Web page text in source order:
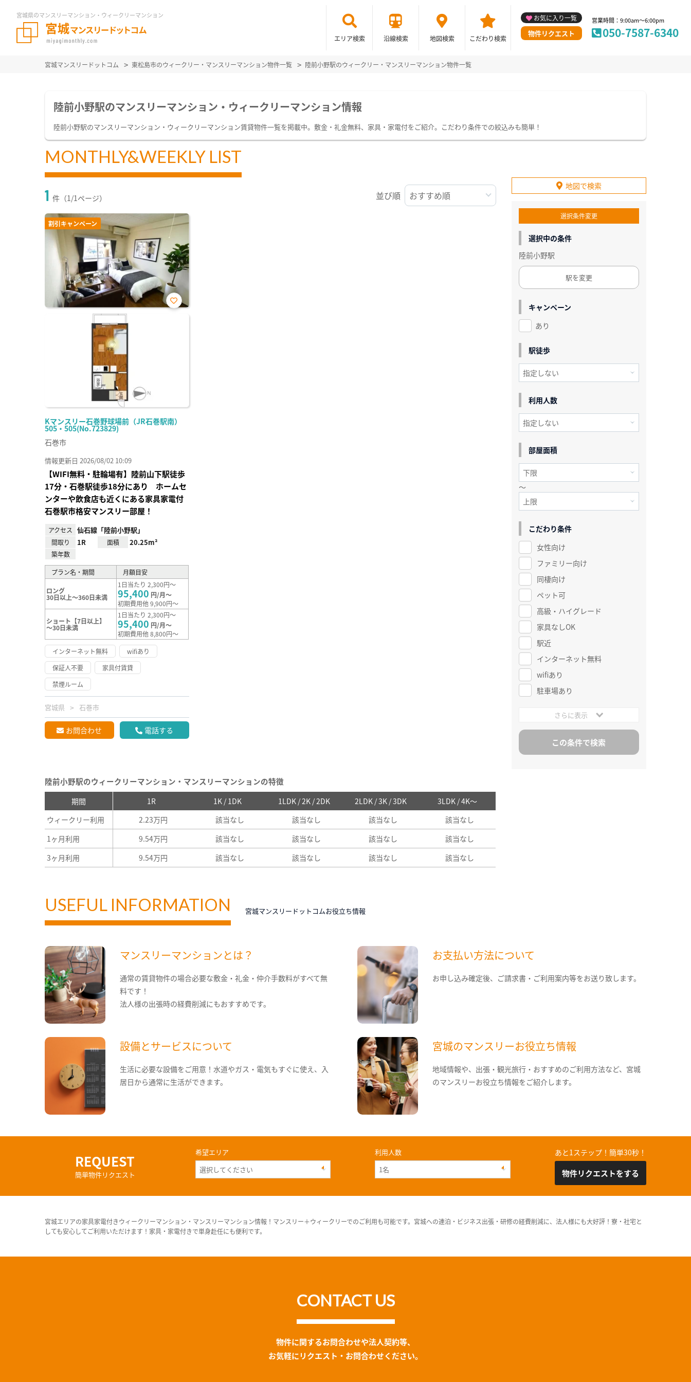
宮城県のマンスリーマンション・ウィークリーマンション
エリア検索 沿線検索 地図検索 こだわり検索
お気に入り一覧
物件リクエスト
営業時間：9:00am～6:00pm
050-7587-6340
宮城マンスリードットコム 東松島市のウィークリー・マンスリーマンション物件一覧 陸前小野駅のウィークリー・マンスリーマンション物件一覧
陸前小野駅のマンスリーマンション・ウィークリーマンション情報
陸前小野駅のマンスリーマンション・ウィークリーマンション賃貸物件一覧を掲載中。敷金・礼金無料、家具・家電付をご紹介。こだわり条件での絞込みも簡単！
MONTHLY&WEEKLY LIST
1 件（1/1ページ） 並び順
割引キャンペーン
Kマンスリー石巻野球場前（JR石巻駅南）
505・505(No.723829)
お気
石巻市
情報更新日 2026/08/02 10:09
【WIFI無料・駐輪場有】陸前山下駅徒歩
17分・石巻駅徒歩18分にあり ホームセ
ンターや飲食店も近くにある家具家電付
石巻駅市格安マンスリー部屋！
アクセス 仙石線「陸前小野駅」
間取り 1R 面積 20.25m²
築年数
プラン名・期間 月額目安
ロング
30日以上～360日未満
1日当たり 2,300円～
95,400 円/月～
初期費用他 9,900円～
ショート【7日以上】
～30日未満
1日当たり 2,300円～
95,400 円/月～
初期費用他 8,800円～
インターネット無料
wifiあり
保証人不要
家具付賃貸
禁煙ルーム
宮城県 石巻市
お問合わせ 電話する
陸前小野駅のウィークリーマンション・マンスリーマンションの特徴
期間 1R 1K / 1DK 1LDK / 2K / 2DK 2LDK / 3K / 3DK
3LDK / 4K～
ウィークリー利用
2.23万円 該当なし 該当なし 該当なし
該当なし
1ヶ月利用
9.54万円 該当なし 該当なし 該当なし
該当なし
3ヶ月利用
9.54万円 該当なし 該当なし 該当なし 該当なし
地図で検索
選択条件変更
選択中の条件
陸前小野駅
駅を変更
キャンペーン
あり
駅徒歩
利用人数
部屋面積
～
こだわり条件
女性向け
ファミリー向け
同棲向け
ペット可
高級・ハイグレード
家具なしOK
駅近
インターネット無料
wifiあり
駐車場あり
さらに表示
USEFUL INFORMATION 宮城マンスリードットコムお役立ち情報
マンスリーマンションとは？
通常の賃貸物件の場合必要な敷金・礼金・仲介手数料がすべて無
料です！
法人様の出張時の経費削減にもおすすめです。
お支払い方法について
お申し込み確定後、ご請求書・ご利用案内等をお送り致します。
設備とサービスについて
生活に必要な設備をご用意！水道やガス・電気もすぐに使え、入
居日から通常に生活ができます。
宮城のマンスリーお役立ち情報
地域情報や、出張・観光旅行・おすすめのご利用方法など、宮城
のマンスリーお役立ち情報をご紹介します。
REQUEST
簡単物件リクエスト
希望エリア 利用人数 あと1ステップ！簡単30秒！
物件リクエストをする
宮城エリアの家具家電付きウィークリーマンション・マンスリーマンション情報！マンスリー＋ウィークリーでのご利用も可能です。宮城への連泊・ビジネス出張・研修の経費削減に、法人様にも大好評！寮・社宅と
しても安心してご利用いただけます！家具・家電付きで単身赴任にも便利です。
CONTACT US
物件に関するお問合わせや法人契約等、
お気軽にリクエスト・お問合わせください。